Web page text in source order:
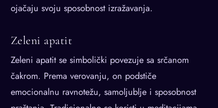
ojačaju svoju sposobnost izražavanja.
Zeleni apatit
Zeleni apatit se simbolički povezuje sa srčanom
čakrom. Prema verovanju, on podstiče
emocionalnu ravnotežu, samoljublje i sposobnost